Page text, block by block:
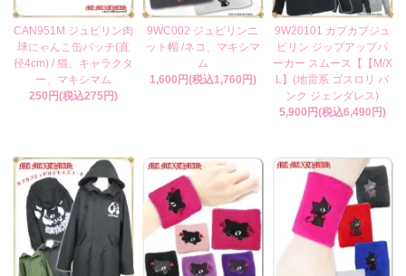
CAN951M ジュピリン肉
球にゃんこ缶バッチ(直
径4cm) / 猫、キャラクタ
ー、マキシマム
250円(税込275円)
9WC002 ジュピリンニ
ット帽 /ネコ、マキシマ
ム
1,600円(税込1,760円)
9W20101 カプカプジュ
ピリン ジップアップパ
ーカー スムース【【M/X
L】(地雷系 ゴスロリ パ
ンク ジェンダレス)
5,900円(税込6,490円)